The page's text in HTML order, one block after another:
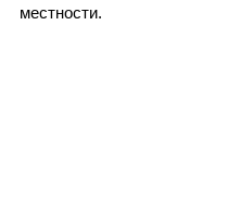
местности.